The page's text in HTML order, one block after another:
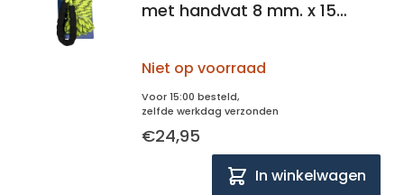
met handvat 8 mm. x 15
Niet op voorraad
Voor 15:00 besteld,
zelfde werkdag verzonden
€24,95
In winkelwagen